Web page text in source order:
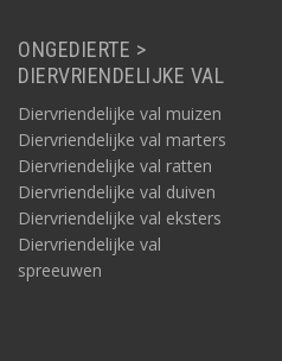
ONGEDIERTE >
DIERVRIENDELIJKE VAL
Diervriendelijke val muizen
Diervriendelijke val marters
Diervriendelijke val ratten
Diervriendelijke val duiven
Diervriendelijke val eksters
Diervriendelijke val
spreeuwen